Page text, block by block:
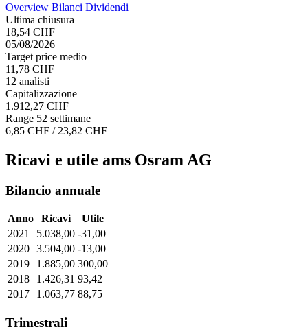
Overview Bilanci Dividendi
Ultima chiusura
18,54 CHF
05/08/2026
Target price medio
11,78 CHF
12 analisti
Capitalizzazione
1.912,27 CHF
Range 52 settimane
6,85 CHF / 23,82 CHF
Ricavi e utile ams Osram AG
Bilancio annuale
Anno Ricavi
Utile
2021
5.038,00 -31,00
2020 3.504,00 -13,00
2019
1.885,00 300,00
2018
1.426,31 93,42
2017
1.063,77 88,75
Trimestrali